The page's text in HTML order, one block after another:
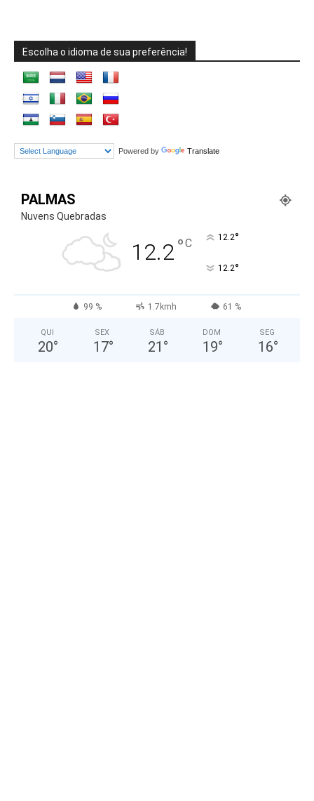
Escolha o idioma de sua preferência!
Powered by Translate
PALMAS
Nuvens Quebradas
12.2°C 12.2°
12.2°
99 % 1.7kmh 61 %
QUI
20°
SEX
17°
SÁB
21 °
DOM
19°
SEG
16°